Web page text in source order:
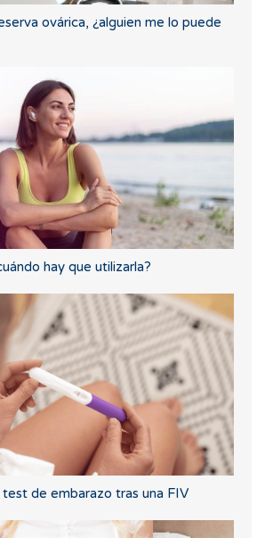
ovárica, ¿alguien me lo puede
hay que utilizarla?
test de embarazo tras una FIV